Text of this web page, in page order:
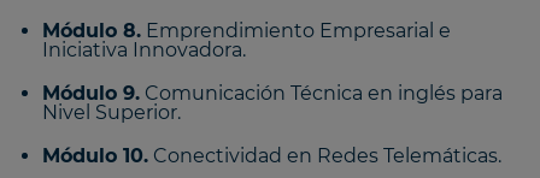
Módulo 8. Emprendimiento Empresarial e
Iniciativa Innovadora.
Módulo 9. Comunicación Técnica en inglés para
Nivel Superior.
Módulo 10. Conectividad en Redes Telemáticas.